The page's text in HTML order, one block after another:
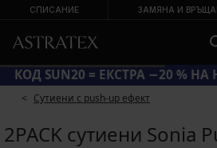
СПИСАНИЕ ЗАМЯНА И
КОД SUN20 = ЕКСТРА −20 %
Сутиени с push-up ефект
2PACK сутиени Sonia